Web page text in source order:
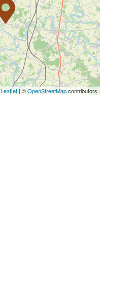
Leaflet| ©OpenStreetMapcontributors